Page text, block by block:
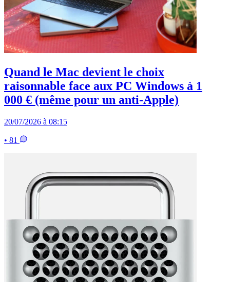
Quand le Mac devient le choix
raisonnable face aux PC Windows à 1
000 € (même pour un anti-Apple)
20/07/2026 à 08:15
• 81